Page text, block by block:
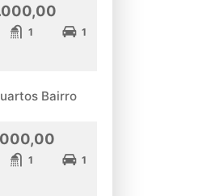
1 1
Bairro
1 1